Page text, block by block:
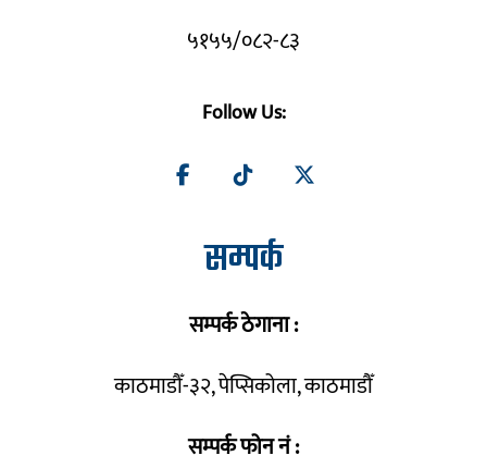
५१५५/०८२-८३
Follow Us:
सम्पर्क
सम्पर्क ठेगाना :
काठमाडौँ-३२, पेप्सिकोला, काठमाडौँ
सम्पर्क फोन नं :